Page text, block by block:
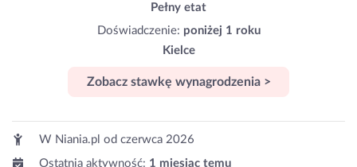
Pełny etat
Doświadczenie: poniżej 1 roku
Kielce
Zobacz stawkę wynagrodzenia >
W Niania.pl od czerwca 2026
Ostatnia aktywność: 1 miesiąc temu